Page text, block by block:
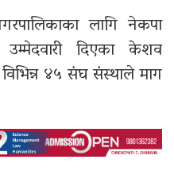
लागि नेकपा
दिएका केशव
विभिन्न ४५ संघ संस्थाले माग